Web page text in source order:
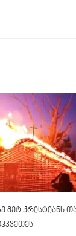
მეტ ქრისტიანს